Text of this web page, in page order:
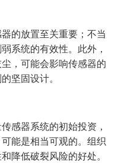
的放置至关重要；不当
系统的有效性。此外，
，可能会影响传感器的
坚固设计。
感器系统的初始投资，
能是相当可观的。组织
降低破裂风险的好处。